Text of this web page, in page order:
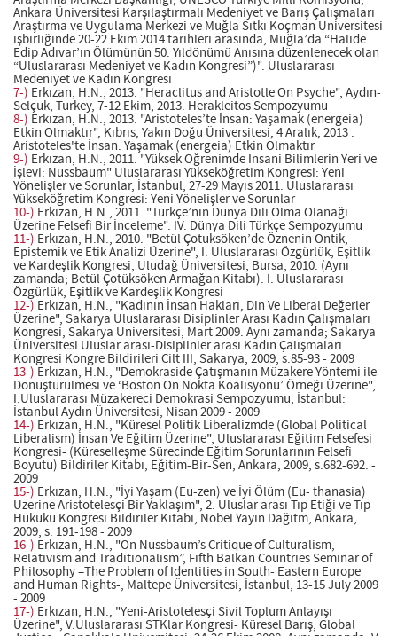
Ankara Üniversitesi Karşılaştırmalı Medeniyet ve Barış Çalışmaları
Araştırma ve Uygulama Merkezi ve Muğla Sıtkı Koçman Üniversitesi
işbirliğinde 20-22 Ekim 2014 tarihleri arasında, Muğla’da “Halide
Edip Adıvar’ın Ölümünün 50. Yıldönümü Anısına düzenlenecek olan
“Uluslararası Medeniyet ve Kadın Kongresi”)". Uluslararası
Medeniyet ve Kadın Kongresi
7-) Erkızan, H.N., 2013. "Heraclitus and Aristotle On Psyche", Aydın-
Selçuk, Turkey, 7-12 Ekim, 2013. Herakleitos Sempozyumu
8-) Erkızan, H.N., 2013. "Aristoteles’te İnsan: Yaşamak (energeia)
Etkin Olmaktır", Kıbrıs, Yakın Doğu Üniversitesi, 4 Aralık, 2013 .
Aristoteles'te İnsan: Yaşamak (energeia) Etkin Olmaktır
9-) Erkızan, H.N., 2011. "Yüksek Öğrenimde İnsani Bilimlerin Yeri ve
İşlevi: Nussbaum" Uluslararası Yükseköğretim Kongresi: Yeni
Yönelişler ve Sorunlar, İstanbul, 27-29 Mayıs 2011. Uluslararası
Yükseköğretim Kongresi: Yeni Yönelişler ve Sorunlar
10-) Erkızan, H.N., 2011. "Türkçe’nin Dünya Dili Olma Olanağı
Üzerine Felsefi Bir İnceleme". IV. Dünya Dili Türkçe Sempozyumu
11-) Erkızan, H.N., 2010. "Betül Çotuksöken’de Öznenin Ontik,
Epistemik ve Etik Analizi Üzerine", I. Uluslararası Özgürlük, Eşitlik
ve Kardeşlik Kongresi, Uludağ Üniversitesi, Bursa, 2010. (Aynı
zamanda; Betül Çotüksöken Armağan Kitabı). I. Uluslararası
Özgürlük, Eşitlik ve Kardeşlik Kongresi
12-) Erkızan, H.N., "Kadının İnsan Hakları, Din Ve Liberal Değerler
Üzerine", Sakarya Uluslararası Disiplinler Arası Kadın Çalışmaları
Kongresi, Sakarya Üniversitesi, Mart 2009. Aynı zamanda; Sakarya
Üniversitesi Uluslar arası-Disiplinler arası Kadın Çalışmaları
Kongresi Kongre Bildirileri Cilt III, Sakarya, 2009, s.85-93 - 2009
13-) Erkızan, H.N., "Demokraside Çatışmanın Müzakere Yöntemi ile
Dönüştürülmesi ve ‘Boston On Nokta Koalisyonu’ Örneği Üzerine",
I.Uluslararası Müzakereci Demokrasi Sempozyumu, İstanbul:
İstanbul Aydın Üniversitesi, Nisan 2009 - 2009
14-) Erkızan, H.N., "Küresel Politik Liberalizmde (Global Political
Liberalism) İnsan Ve Eğitim Üzerine", Uluslararası Eğitim Felsefesi
Kongresi- (Küreselleşme Sürecinde Eğitim Sorunlarının Felsefi
Boyutu) Bildiriler Kitabı, Eğitim-Bir-Sen, Ankara, 2009, s.682-692. -
2009
15-) Erkızan, H.N., "İyi Yaşam (Eu-zen) ve İyi Ölüm (Eu- thanasia)
Üzerine Aristotelesçi Bir Yaklaşım", 2. Uluslar arası Tıp Etiği ve Tıp
Hukuku Kongresi Bildiriler Kitabı, Nobel Yayın Dağıtm, Ankara,
2009, s. 191-198 - 2009
16-) Erkızan, H.N., "On Nussbaum’s Critique of Culturalism,
Relativism and Traditionalism”, Fifth Balkan Countries Seminar of
Philosophy –The Problem of Identities in South- Eastern Europe
and Human Rights-, Maltepe Üniversitesi, İstanbul, 13-15 July 2009
- 2009
17-) Erkızan, H.N., "Yeni-Aristotelesçi Sivil Toplum Anlayışı
Üzerine", V.Uluslararası STKlar Kongresi- Küresel Barış, Global